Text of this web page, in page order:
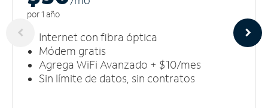
por 1 año
Internet con fibra óptica
Módem gratis
Agrega WiFi Avanzado + $10/mes
Sin límite de datos, sin contratos